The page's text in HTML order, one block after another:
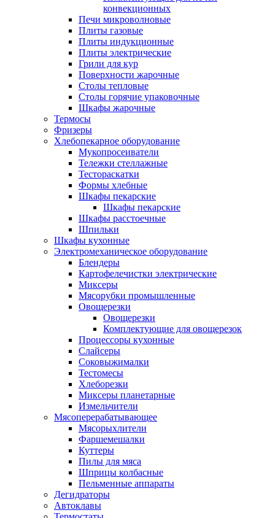
конвекционных
Печи микроволновые
Плиты газовые
Плиты индукционные
Плиты электрические
Грили для кур
Поверхности жарочные
Столы тепловые
Столы горячие упаковочные
Шкафы жарочные
Термосы
Фризеры
Хлебопекарное оборудование
Мукопросеиватели
Тележки стеллажные
Тестораскатки
Формы хлебные
Шкафы пекарские
Шкафы пекарские
Шкафы расстоечные
Шпильки
Шкафы кухонные
Электромеханическое оборудование
Блендеры
Картофелечистки электрические
Миксеры
Мясорубки промышленные
Овощерезки
Овощерезки
Комплектующие для овощерезок
Процессоры кухонные
Слайсеры
Соковыжималки
Тестомесы
Хлеборезки
Миксеры планетарные
Измельчители
Мясоперерабатывающее
Мясорыхлители
Фаршемешалки
Куттеры
Пилы для мяса
Шприцы колбасные
Пельменные аппараты
Дегидраторы
Автоклавы